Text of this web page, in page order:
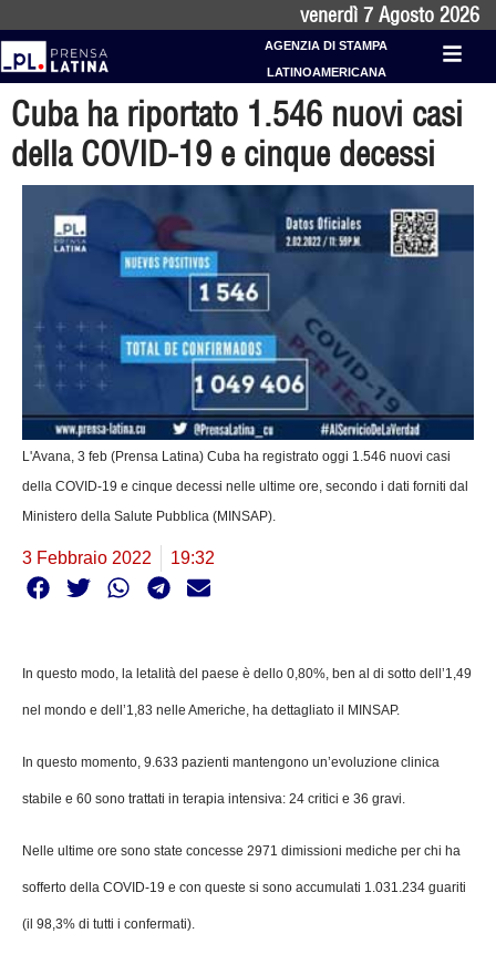
venerdì 7 Agosto 2026
AGENZIA DI STAMPA
LATINOAMERICANA
Cuba ha riportato 1.546 nuovi casi
della COVID-19 e cinque decessi
L'Avana, 3 feb (Prensa Latina) Cuba ha registrato oggi 1.546 nuovi casi
della COVID-19 e cinque decessi nelle ultime ore, secondo i dati forniti dal
Ministero della Salute Pubblica (MINSAP).
3 Febbraio 2022 19:32
In questo modo, la letalità del paese è dello 0,80%, ben al di sotto dell’1,49
nel mondo e dell’1,83 nelle Americhe, ha dettagliato il MINSAP.
In questo momento, 9.633 pazienti mantengono un’evoluzione clinica
stabile e 60 sono trattati in terapia intensiva: 24 critici e 36 gravi.
Nelle ultime ore sono state concesse 2971 dimissioni mediche per chi ha
sofferto della COVID-19 e con queste si sono accumulati 1.031.234 guariti
(il 98,3% di tutti i confermati).